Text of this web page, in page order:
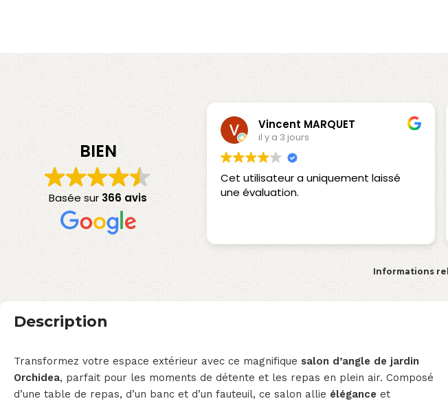
BIEN
Basée sur 366 avis
Vincent MARQUET
il y a 3 jours
Cet utilisateur a uniquement laissé
une évaluation.
Informations
Description
Transformez votre espace extérieur avec ce magnifique salon d’angle de jardin
Orchidea, parfait pour les moments de détente et les repas en plein air. Composé
d’une table de repas, d’un banc et d’un fauteuil, ce salon allie élégance et